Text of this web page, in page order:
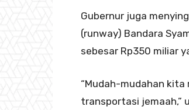
Gubernur juga
(runway) Bandara
sebesar Rp350 miliar
“Mudah-mudahan
transportasi jemaah,”